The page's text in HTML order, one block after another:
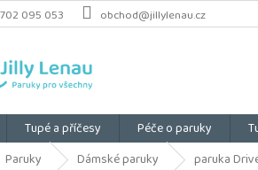
095 053 obchod@jillylenau.cz
Tupé a příčesy Péče o paruky
Paruky Dámské paruky paruka